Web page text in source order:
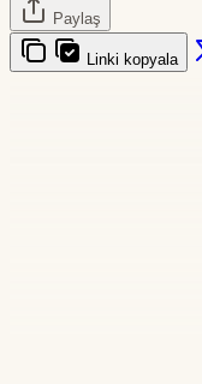
Paylaş
Linki kopyala